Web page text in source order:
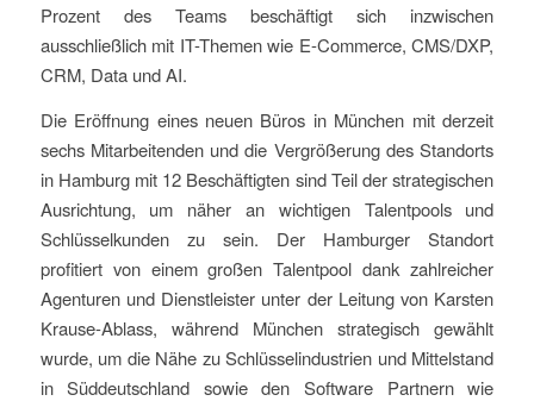
Prozent des Teams beschäftigt sich inzwischen
ausschließlich mit IT-Themen wie E-Commerce, CMS/DXP,
CRM, Data und AI.
Die Eröffnung eines neuen Büros in München mit derzeit
sechs Mitarbeitenden und die Vergrößerung des Standorts
in Hamburg mit 12 Beschäftigten sind Teil der strategischen
Ausrichtung, um näher an wichtigen Talentpools und
Schlüsselkunden zu sein. Der Hamburger Standort
profitiert von einem großen Talentpool dank zahlreicher
Agenturen und Dienstleister unter der Leitung von Karsten
Krause-Ablass, während München strategisch gewählt
wurde, um die Nähe zu Schlüsselindustrien und Mittelstand
in Süddeutschland sowie den Software Partnern wie